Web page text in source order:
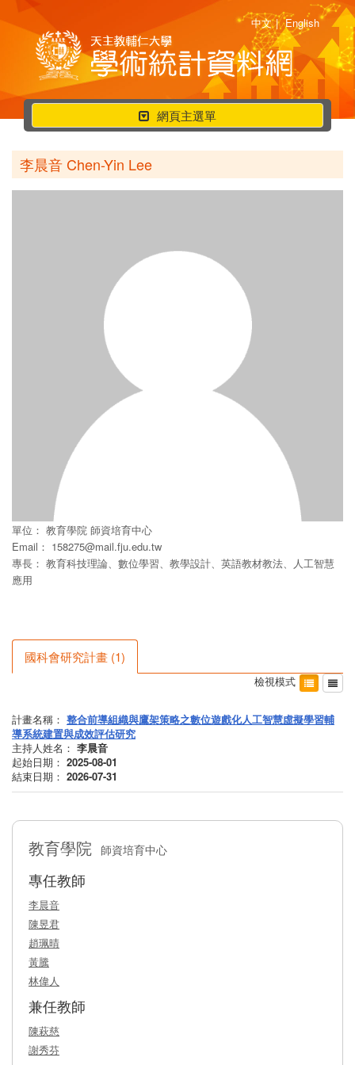
中文 | English
行
動
選
單
網頁主選單
李晨音 Chen-Yin Lee
單位： 教育學院 師資培育中心
Email： 158275@mail.fju.edu.tw
專長： 教育科技理論、數位學習、教學設計、英語教材教法、人工智慧
應用
國科會研究計畫 (1)
檢視模式
計畫名稱： 整合前導組織與鷹架策略之數位遊戲化人工智慧虛擬學習輔
導系統建置與成效評估研究
主持人姓名： 李晨音
起始日期： 2025-08-01
結束日期： 2026-07-31
教育學院 師資培育中心
專任教師
李晨音
陳昱君
趙珮晴
黃騰
林偉人
兼任教師
陳萩慈
謝秀芬